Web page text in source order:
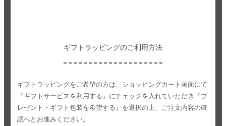
ギフトラッピングのご利用方法
ギフトラッピングをご希望の方は、ショッピングカート画面にて
『ギフトサービスを利用する』にチェックを入れていただき
『プ
レゼント・ギフト包装を希望する』を選択の上、ご注文内容の確
認へとお進みください。